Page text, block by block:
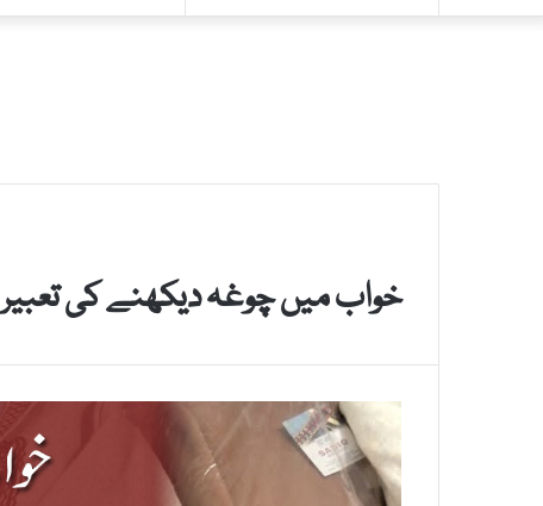
خواب میں چوغہ دیکھنے کی تعبیر